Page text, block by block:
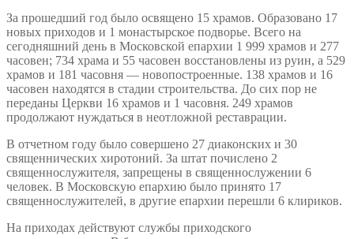
За прошедший год было освящено 15 храмов. Образовано 17
новых приходов и 1 монастырское подворье. Всего на
сегодняшний день в Московской епархии 1 999 храмов и 277
часовен; 734 храма и 55 часовен восстановлены из руин, а 529
храмов и 181 часовня — новопостроенные. 138 храмов и 16
часовен находятся в стадии строительства. До сих пор не
переданы Церкви 16 храмов и 1 часовня. 249 храмов
продолжают нуждаться в неотложной реставрации.
В отчетном году было совершено 27 диаконских и 30
священнических хиротоний. За штат почислено 2
священнослужителя, запрещены в священнослужении 6
человек. В Московскую епархию было принято 17
священнослужителей, в другие епархии перешли 6 клириков.
На приходах действуют службы приходского